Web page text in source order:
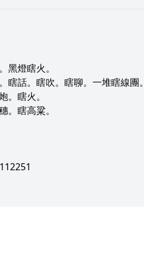
黑燈瞎火。
瞎話。瞎吹。瞎聊。一堆瞎線團
。瞎火。
。瞎高粱。